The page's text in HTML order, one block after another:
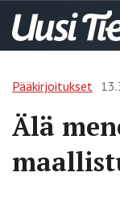
Pääkirjoitukset
Älä